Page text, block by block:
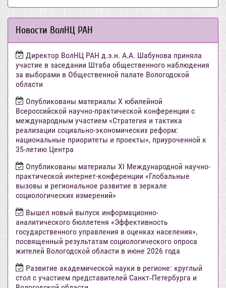
Новости ВолНЦ РАН
Директор ВолНЦ РАН д.э.н. А.А. Шабунова приняла
участие в заседании Штаба общественного наблюдения
за выборами в Общественной палате Вологодской
области
Опубликованы материалы X юбилейной
Всероссийской научно-практической конференции с
международным участием «Стратегия и тактика
реализации социально-экономических реформ:
национальные приоритеты и проекты», приуроченной к
35-летию Центра
Опубликованы материалы XI Международной научно-
практической интернет-конференции «Глобальные
вызовы и региональное развитие в зеркале
социологических измерений»
Вышел новый выпуск информационно-
аналитического бюллетеня «Эффективность
государственного управления в оценках населения»,
посвященный результатам социологического опроса
жителей Вологодской области в июне 2026 года
Развитие академической науки в регионе: круглый
стол с участием представителей Санкт‑Петербурга и